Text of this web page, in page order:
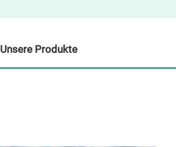
Unsere Produkte